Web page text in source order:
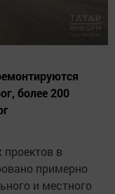
более 200
в
примерно
и местного